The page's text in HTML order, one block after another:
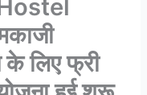
के लिए फ्री